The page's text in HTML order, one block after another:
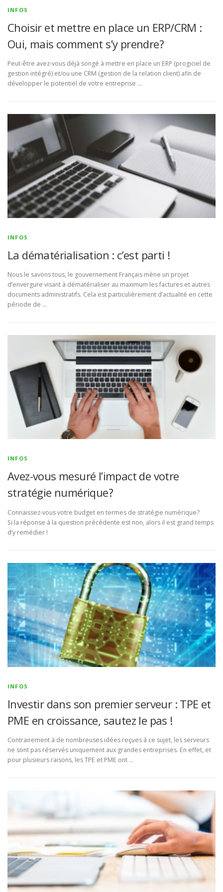
INFOS
Choisir et mettre en place un ERP/CRM :
Oui, mais comment s’y prendre?
Peut-être avez-vous déjà songé à mettre en place un ERP (progiciel de
gestion intégré) et/ou une CRM (gestion de la relation client) afin de
développer le potentiel de votre entreprise …
INFOS
La dématérialisation : c’est parti !
Nous le savons tous, le gouvernement Français mène un projet
d’envergure visant à dématérialiser au maximum les factures et autres
documents administratifs. Cela est particulièrement d’actualité en cette
période de …
INFOS
Avez-vous mesuré l’impact de votre
stratégie numérique?
Connaissez-vous votre budget en termes de stratégie numérique?
Si la réponse à la question précédente est non, alors il est grand temps
d’y remédier !
INFOS
Investir dans son premier serveur : TPE et
PME en croissance, sautez le pas !
Contrairement à de nombreuses idées reçues à ce sujet, les serveurs
ne sont pas réservés uniquement aux grandes entreprises. En effet, et
pour plusieurs raisons, les TPE et PME ont …